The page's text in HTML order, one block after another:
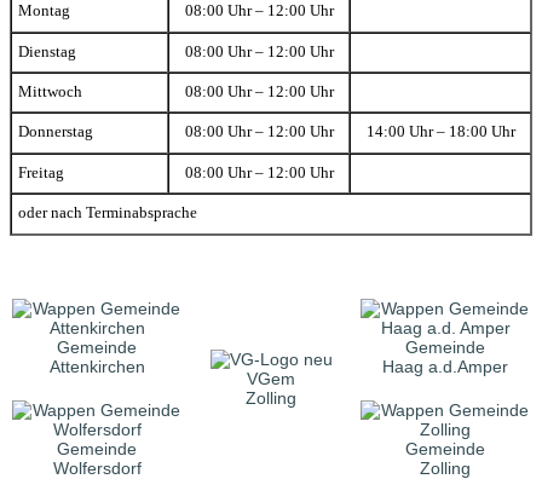
Montag 08:00 Uhr – 12:00 Uhr
Dienstag 08:00 Uhr – 12:00 Uhr
Mittwoch 08:00 Uhr – 12:00 Uhr
Donnerstag 08:00 Uhr – 12:00 Uhr 14:00 Uhr – 18:00 Uhr
Freitag 08:00 Uhr – 12:00 Uhr
oder nach Terminabsprache
Gemeinde
Attenkirchen
VGem
Zolling
Gemeinde
Haag a.d.Amper
Gemeinde
Wolfersdorf
Gemeinde
Zolling